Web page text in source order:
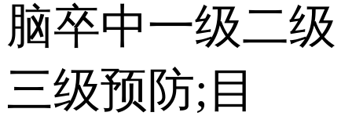
脑卒中一级二级
三级预防;目